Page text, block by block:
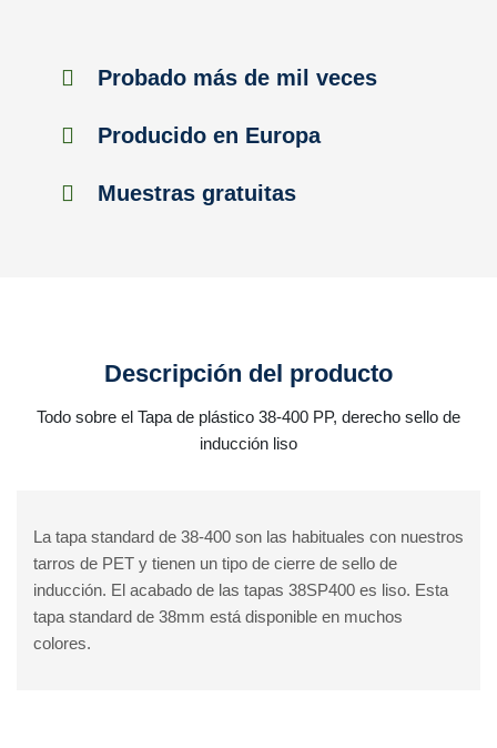
Probado más de mil veces
Producido en Europa
Muestras gratuitas
Descripción del producto
Todo sobre el Tapa de plástico 38-400 PP, derecho sello de
inducción liso
La tapa standard de 38-400 son las habituales con nuestros
tarros de PET y tienen un tipo de cierre de sello de
inducción. El acabado de las tapas 38SP400 es liso. Esta
tapa standard de 38mm está disponible en muchos
colores.